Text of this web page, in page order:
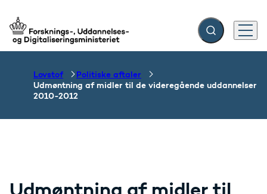
Gå til forsiden Fold søgefelt ud
Menu
Lovstof
Politiske aftaler
Udmøntning af midler til de videregående uddannelser
2010-2012